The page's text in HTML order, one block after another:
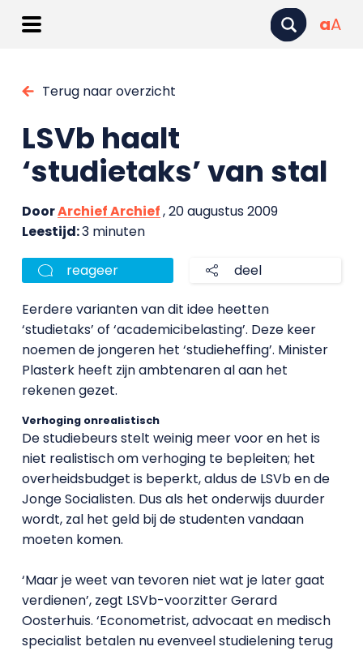
aA
Terug naar overzicht
LSVb haalt
‘studietaks’ van stal
DoorArchief Archief, 20 augustus 2009
Leestijd:3 minuten
reageer deel
Eerdere varianten van dit idee heetten
‘studietaks’ of ‘academicibelasting’. Deze keer
noemen de jongeren het ‘studieheffing’. Minister
Plasterk heeft zijn ambtenaren al aan het
rekenen gezet.
Verhoging onrealistisch
De studiebeurs stelt weinig meer voor en het is
niet realistisch om verhoging te bepleiten; het
overheidsbudget is beperkt, aldus de LSVb en de
Jonge Socialisten. Dus als het onderwijs duurder
wordt, zal het geld bij de studenten vandaan
moeten komen.
‘Maar je weet van tevoren niet wat je later gaat
verdienen’, zegt LSVb-voorzitter Gerard
Oosterhuis. ‘Econometrist, advocaat en medisch
specialist betalen nu evenveel studielening terug